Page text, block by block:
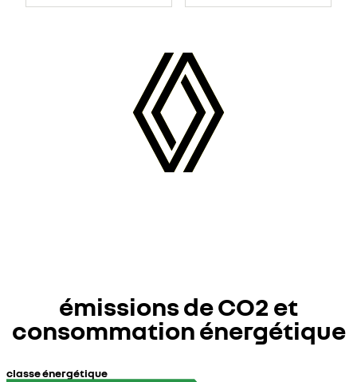
du
émissions de CO2 et
consommation énergétique
classe énergétique